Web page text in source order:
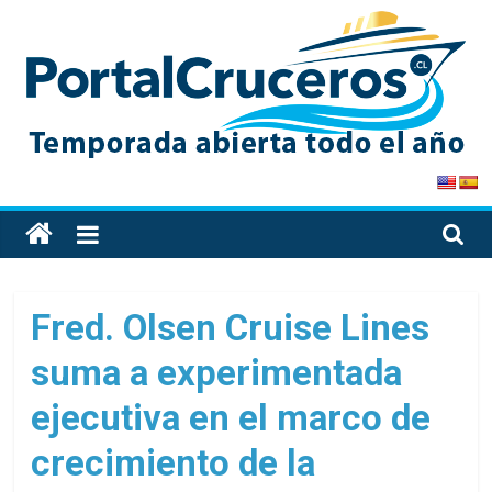
content
PortalCruceros
Toda
la
de
cruceros
en
un
solo
sitio
Fred. Olsen Cruise Lines
suma a experimentada
ejecutiva en el marco de
crecimiento de la